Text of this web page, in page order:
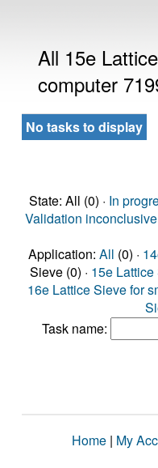
All 15e
computer
No tasks to display
State: All (0) · In
Validation inconclusive
Application: All (0) ·
Sieve (0) · 15e
16e Lattice Sieve for
Task name:
Home | My